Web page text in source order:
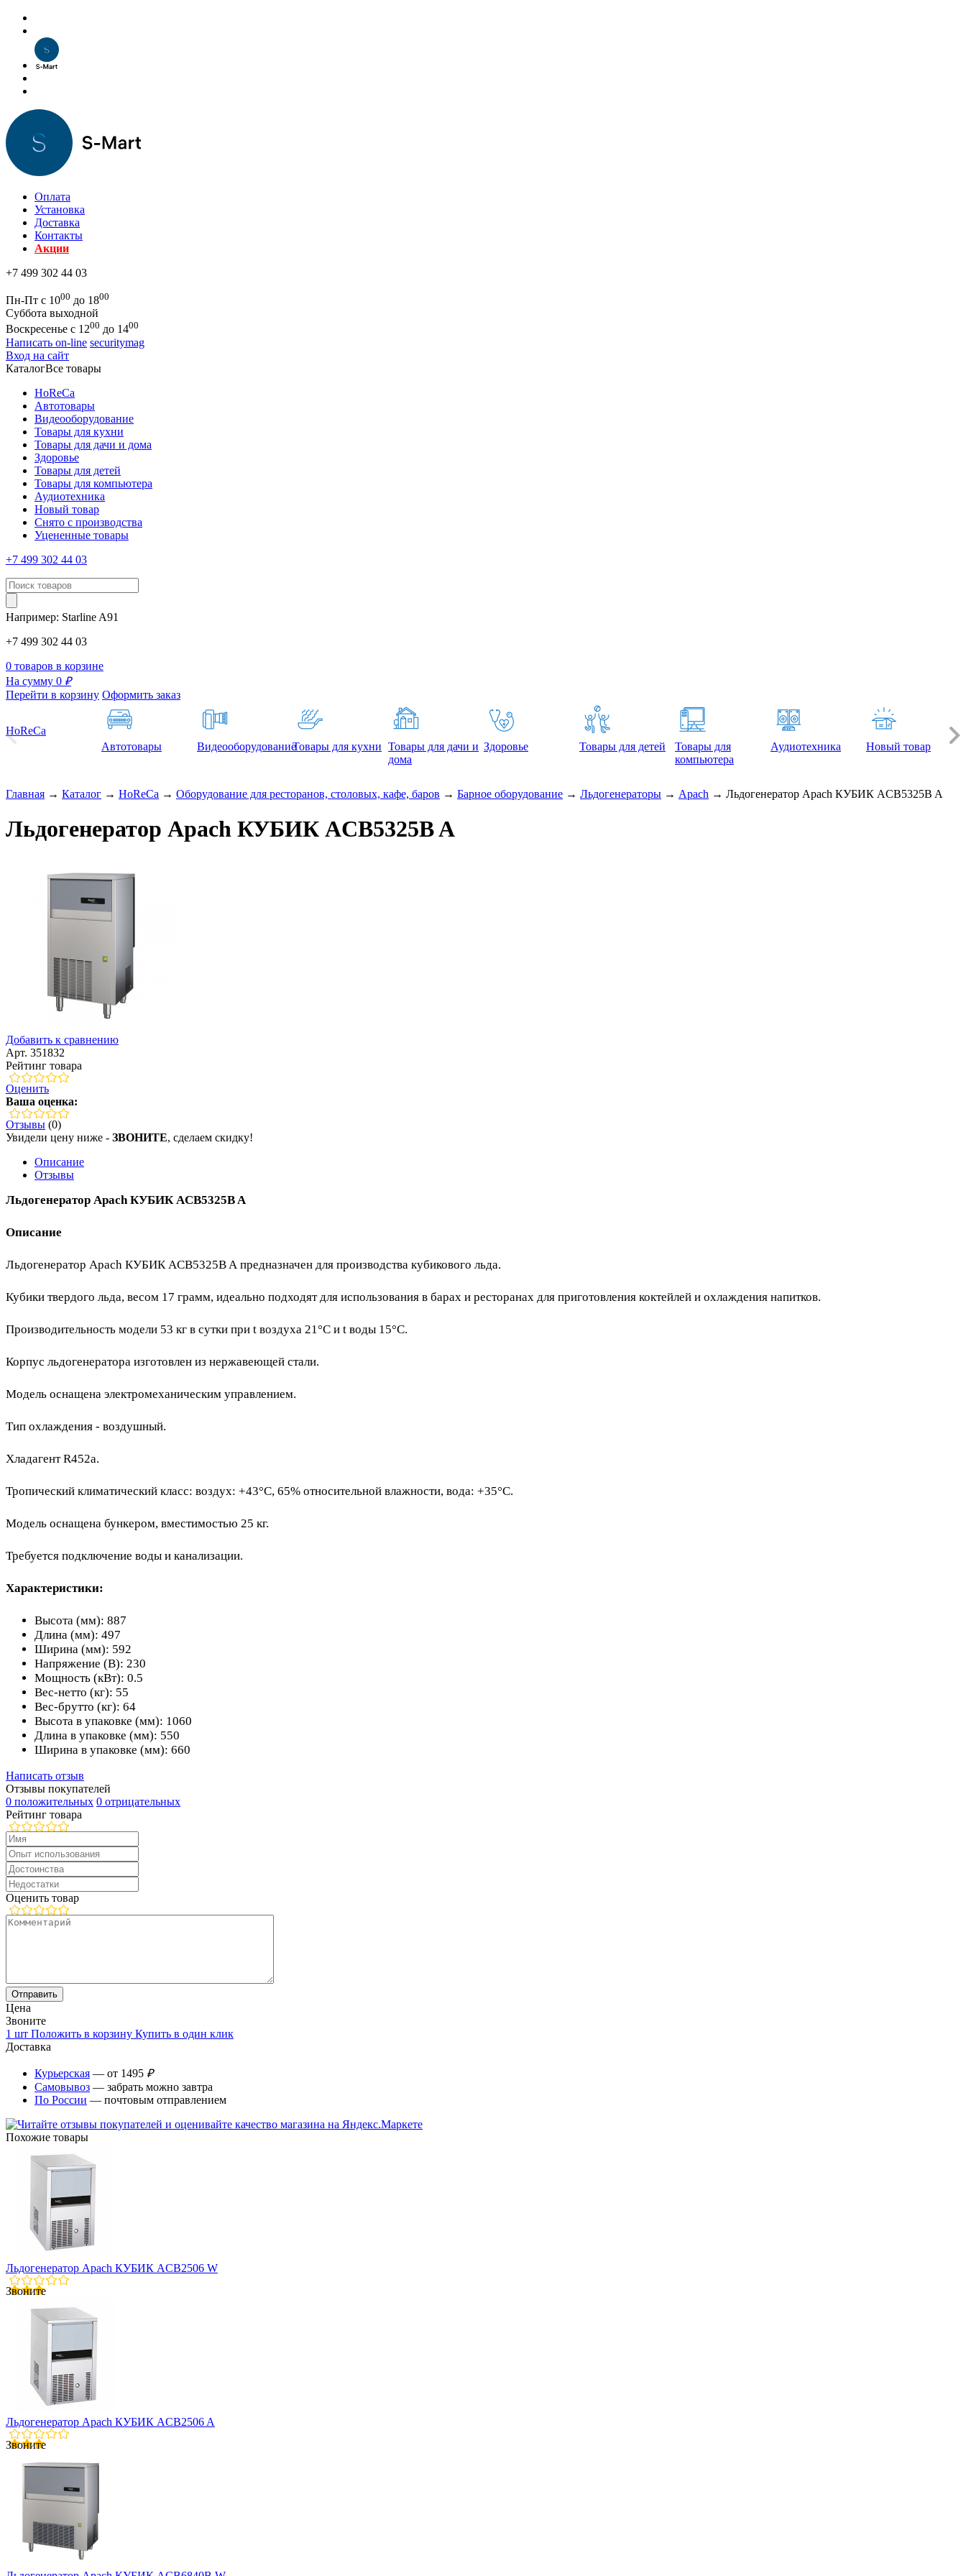
Оплата
Установка
Доставка
Контакты
Акции
+7 499 302 44 03
Пн-Пт с 1000 до 1800
Суббота выходной
Воскресенье с 1200 до 1400
Написать on-line securitymag
Вход на сайт
КаталогВсе товары
HoReCa
Автотовары
Видеооборудование
Товары для кухни
Товары для дачи и дома
Здоровье
Товары для детей
Товары для компьютера
Аудиотехника
Новый товар
Снято с производства
Уцененные товары
+7 499 302 44 03
Например: Starline A91
+7 499 302 44 03
0 товаров в корзине
На сумму 0 ₽
Перейти в корзину Оформить заказ
HoReCa
Автотовары
ВидеооборудованиеТовары для кухни Товары для дачи и
дома
Здоровье Товары для детей
Товары для
компьютера
Аудиотехника Новый товар
Главная → Каталог → HoReCa → Оборудование для ресторанов, столовых, кафе, баров → Барное оборудование → Льдогенераторы → Apach → Льдогенератор Apach КУБИК ACB5325B A
Льдогенератор Apach КУБИК ACB5325B A
Добавить к сравнению
Арт. 351832
Рейтинг товара
Оценить
Ваша оценка:
Отзывы (0)
Увидели цену ниже - ЗВОНИТЕ, сделаем скидку!
Описание
Отзывы
Льдогенератор Apach КУБИК ACB5325B A
Описание
Льдогенератор Apach КУБИК ACB5325B A предназначен для производства кубикового льда.
Кубики твердого льда, весом 17 грамм, идеально подходят для использования в барах и ресторанах для приготовления коктейлей и охлаждения напитков.
Производительность модели 53 кг в сутки при t воздухa 21°C и t воды 15°C.
Корпус льдогенератора изготовлен из нержавеющей стали.
Модель оснащена электромеханическим управлением.
Тип охлаждения - воздушный.
Хладагент R452a.
Тропический климатический класс: воздух: +43°С, 65% относительной влажности, вода: +35°С.
Модель оснащена бункером, вместимостью 25 кг.
Требуется подключение воды и канализации.
Характеристики:
Высота (мм): 887
Длина (мм): 497
Ширина (мм): 592
Напряжение (В): 230
Мощность (кВт): 0.5
Вес-нетто (кг): 55
Вес-брутто (кг): 64
Высота в упаковке (мм): 1060
Длина в упаковке (мм): 550
Ширина в упаковке (мм): 660
Написать отзыв
Отзывы покупателей
0 положительных 0 отрицательных
Рейтинг товара
Оценить товар
Цена
Звоните
1 шт Положить в корзину Купить в один клик
Доставка
Курьерская — от 1495 ₽
Самовывоз — забрать можно завтра
По России — почтовым отправлением
Похожие товары
Льдогенератор Apach КУБИК ACB2506 W
Звоните
Льдогенератор Apach КУБИК ACB2506 A
Звоните